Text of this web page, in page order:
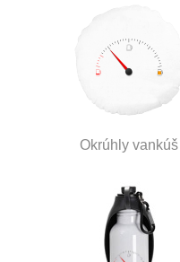
Okrúhly vankúš